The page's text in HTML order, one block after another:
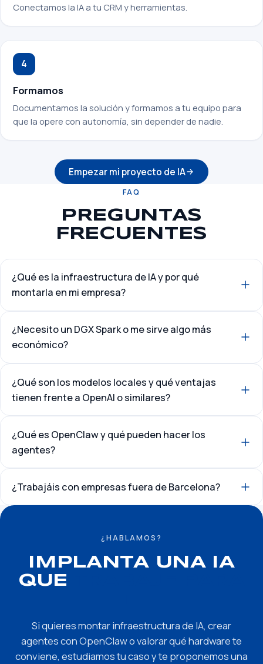
Conectamos la IA a tu CRM y herramientas.
4
Formamos
Documentamos la solución y formamos a tu equipo para
que la opere con autonomía, sin depender de nadie.
Empezar mi proyecto de IA
FAQ
PREGUNTAS
FRECUENTES
¿Qué es la infraestructura de IA y por qué
montarla en mi empresa?
¿Necesito un DGX Spark o me sirve algo más
económico?
¿Qué son los modelos locales y qué ventajas
tienen frente a OpenAI o similares?
¿Qué es OpenClaw y qué pueden hacer los
agentes?
¿Trabajáis con empresas fuera de Barcelona?
¿HABLAMOS?
IMPLANTA UNA IA
QUE
Si quieres montar infraestructura de IA, crear
agentes con OpenClaw o valorar qué hardware te
conviene, estudiamos tu caso y te proponemos una